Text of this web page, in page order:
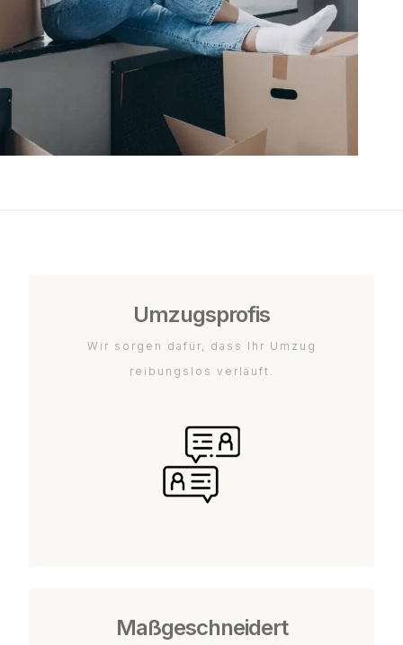
Umzugsprofis
Wir sorgen dafür, dass Ihr Umzug
reibungslos verläuft.
Maßgeschneidert